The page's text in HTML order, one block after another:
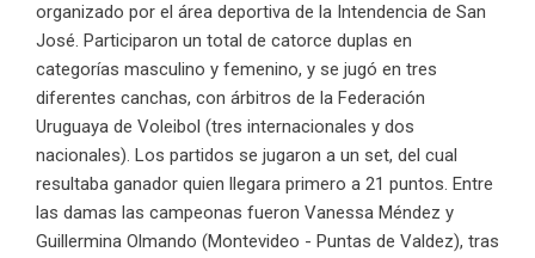
organizado por el área deportiva de la Intendencia de San
José. Participaron un total de catorce duplas en
categorías masculino y femenino, y se jugó en tres
diferentes canchas, con árbitros de la Federación
Uruguaya de Voleibol (tres internacionales y dos
nacionales). Los partidos se jugaron a un set, del cual
resultaba ganador quien llegara primero a 21 puntos. Entre
las damas las campeonas fueron Vanessa Méndez y
Guillermina Olmando (Montevideo - Puntas de Valdez), tras